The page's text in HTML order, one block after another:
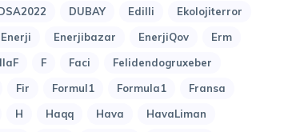
DUBAY Edilli
Ekolojiterror
Enerji Enerjibazar EnerjiQov
Erm
F Faci
Felidendogruxeber
Fir Formul1 Formula1
Fransa
H Haqq Hava
HavaLiman